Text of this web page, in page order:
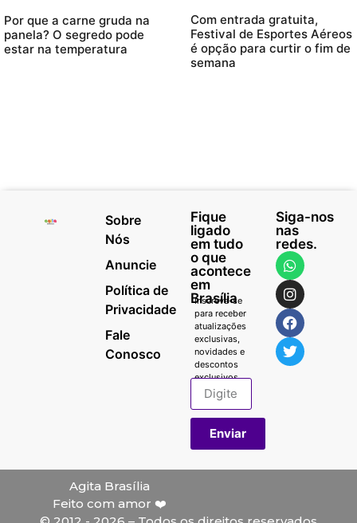
Por que a carne gruda na
panela? O segredo pode
estar na temperatura
Com entrada gratuita,
Festival de Esportes Aéreos
é opção para curtir o fim de
semana
Sobre
Nós
Anuncie
Política de
Privacidade
Fale
Conosco
Fique
ligado
em tudo
o que
acontece
em
Brasília
Inscreva-se
para receber
atualizações
exclusivas,
novidades e
descontos
exclusivos.
Enviar
Siga-nos
nas
redes.
Agita Brasília
Feito com amor ❤️